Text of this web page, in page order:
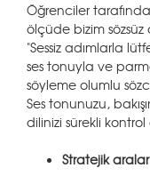
Öğrenciler
ölçüde bizim sözsüz
"Sessiz adımlarla
ses tonuyla ve
söyleme olumlu
Ses tonunuzu,
dilinizi sürekli
Stratejik